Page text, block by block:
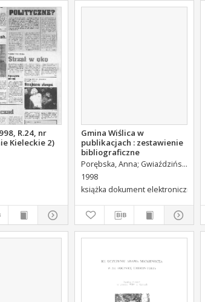
R.24, nr
Kieleckie 2)
Gmina Wiślica w
publikacjach : zestawienie
bibliograficzne
Porębska, Anna Gwiaździńska, Ewa
1998
książka dokument elektroniczny